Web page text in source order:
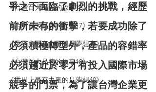
《台灣百大品牌的故事16》
《台灣百大品牌的故事17》
《世界上最有力量的是夢想39》
《台灣百大品牌的故事18》
《世界上最有力量的是夢想40》
爭之下面臨了劇烈的挑戰，經歷
前所未有的衝擊，若要成功除了
必須積極轉型外，產品的容錯率
必須趨近於零才有投入國際市場
競爭的門票，為了讓台灣企業更